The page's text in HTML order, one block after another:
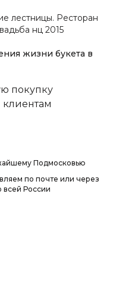
лестницы. Ресторан
нц 2015
жизни букета в
покупку
Подмосковью
по почте или через
всей России